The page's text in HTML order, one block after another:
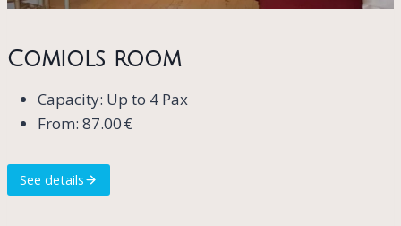
Comiols room
Capacity: Up to 4 Pax
From: 87.00 €
See details